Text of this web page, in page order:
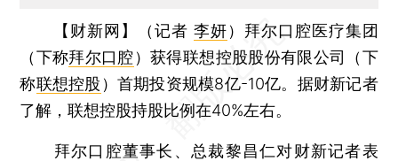
【财新网】（记者 李妍） 拜尔口腔医疗集团
（下称拜尔口腔）获得联想控股股份有限公司（下
称联想控股 ）首期投资规模8亿-10亿。据财新记者
了解，联想控股持股比例在40%左右。
拜尔口腔董事长、总裁黎昌仁对财新记者表